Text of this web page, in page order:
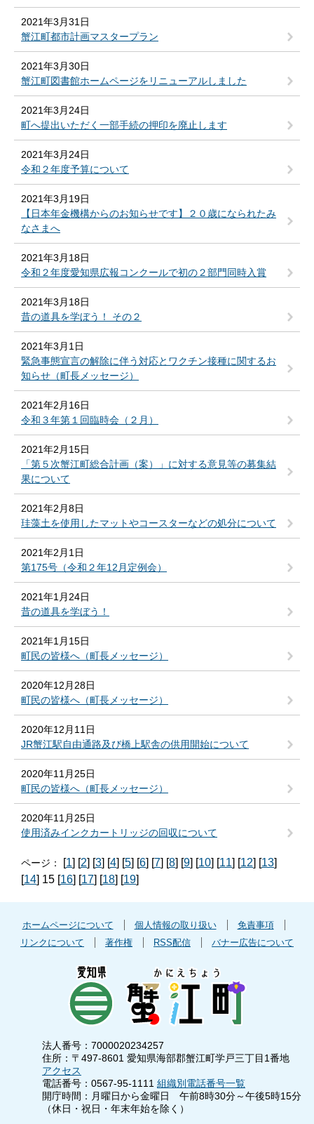
2021年3月31日
蟹江町都市計画マスタープラン
2021年3月30日
蟹江町図書館ホームページをリニューアルしました
2021年3月24日
町へ提出いただく一部手続の押印を廃止します
2021年3月24日
令和２年度予算について
2021年3月19日
【日本年金機構からのお知らせです】２０歳になられたみ
なさまへ
2021年3月18日
令和２年度愛知県広報コンクールで初の２部門同時入賞
2021年3月18日
昔の道具を学ぼう！ その２
2021年3月1日
緊急事態宣言の解除に伴う対応とワクチン接種に関するお
知らせ（町長メッセージ）
2021年2月16日
令和３年第１回臨時会（２月）
2021年2月15日
「第５次蟹江町総合計画（案）」に対する意見等の募集結
果について
2021年2月8日
珪藻土を使用したマットやコースターなどの処分について
2021年2月1日
第175号（令和２年12月定例会）
2021年1月24日
昔の道具を学ぼう！
2021年1月15日
町民の皆様へ（町長メッセージ）
2020年12月28日
町民の皆様へ（町長メッセージ）
2020年12月11日
JR蟹江駅自由通路及び橋上駅舎の供用開始について
2020年11月25日
町民の皆様へ（町長メッセージ）
2020年11月25日
使用済みインクカートリッジの回収について
ページ： [1] [2] [3] [4] [5] [6] [7] [8] [9] [10] [11] [12] [13]
[14] 15 [16] [17] [18] [19]
ホームページについて 個人情報の取り扱い
免責事項
リンクについて
著作権 RSS配信 バナー広告について
法人番号：7000020234257
住所：〒497-8601 愛知県海部郡蟹江町学戸三丁目1番地
アクセス
電話番号：0567-95-1111 組織別電話番号一覧
開庁時間：月曜日から金曜日 午前8時30分～午後5時15分
（休日・祝日・年末年始を除く）